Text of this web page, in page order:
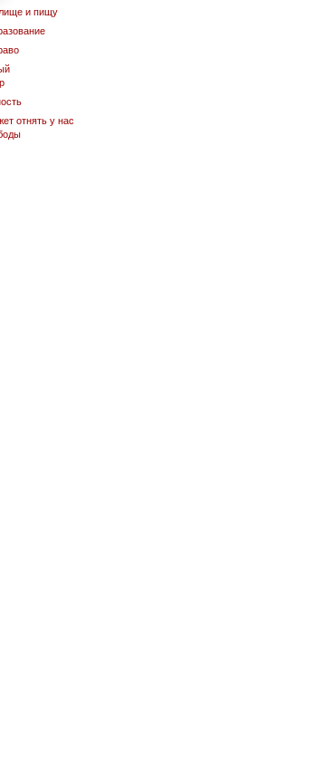
и пищу
отнять у нас